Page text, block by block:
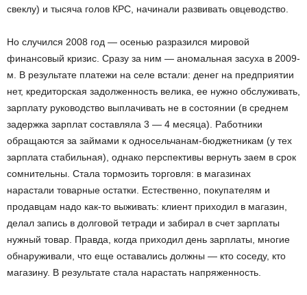
свеклу) и тысяча голов КРС, начинали развивать овцеводство.
Но случился 2008 год — осенью разра­зился мировой
финансовый кризис. Сразу за ним — аномальная засуха в 2009-
м. В результате платежи на селе встали: денег на предприятии
нет, кредиторская задолженность велика, ее нужно обслуживать,
зарплату руководство выплачивать не в состоянии (в среднем
задержка зарплат составляла 3 — 4 месяца). Работники
обращаются за займами к односельчанам-бюджетникам (у тех
зарплата стабильная), однако перспективы вернуть заем в срок
сомнительны. Стала тормозить торговля: в магазинах
нарастали товарные остатки. Естественно, покупателям и
продавцам надо как-то выживать: клиент приходил в магазин,
делал запись в долговой тетради и забирал в счет зарплаты
нужный товар. Правда, когда приходил день зарплаты, многие
обнаруживали, что еще оставались должны — кто соседу, кто
магазину. В результате стала нарастать напряженность.